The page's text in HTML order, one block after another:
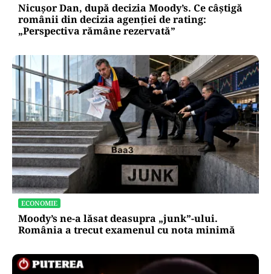
Nicușor Dan, după decizia Moody’s. Ce câștigă
românii din decizia agenției de rating:
„Perspectiva rămâne rezervată”
ECONOMIE
Moody’s ne-a lăsat deasupra „junk”-ului.
România a trecut examenul cu nota minimă